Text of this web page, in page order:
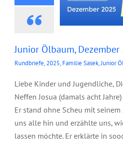
Junior Ölbaum, Dezember
Rundbriefe, 2025, Familie Sasek,Junior
Liebe Kinder und Jugendliche,
Neffen Josua (damals acht
Er stand ohne Scheu mit
uns alle hin und erzählte uns,
lassen möchte. Er erklärte in